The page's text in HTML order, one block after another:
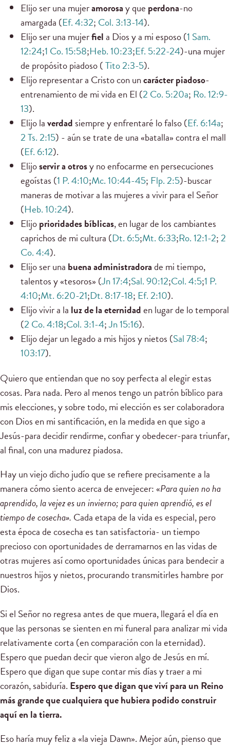
Elijo ser una mujeramorosay que perdona-no
amargada (Ef. 4:32; Col. 3:13-14).
Elijo ser una mujerfiela Dios y a mi esposo (1 Sam.
12:24;1 Co. 15:58;Heb. 10:23;Ef. 5:22-24)-una mujer
de propósito piadoso (Tito 2:3-5).
Elijo representar a Cristo con uncarácter piadoso-
entrenamiento de mi vida en El (2 Co. 5:20a; Ro. 12:9-
13).
Elijo laverdad siempre y enfrentaré lo falso (Ef. 6:14a;
2 Ts. 2:15) - aún se trate de una «batalla» contra el mall
(Ef. 6:12).
Elijoservir a otrosy no enfocarme en persecuciones
egoístas (1 P. 4:10;Mc. 10:44-45; Flp. 2:5)-buscar
maneras de motivar a las mujeres a vivir para el Señor
(Heb. 10:24).
Elijoprioridades bíblicas, en lugar de los cambiantes
caprichos de mi cultura (Dt. 6:5;Mt. 6:33;Ro. 12:1-2;2
Co. 4:4).
Elijo ser una buena administradorade mi tiempo,
talentos y «tesoros» (Jn 17:4;Sal. 90:12;Col. 4:5;1 P.
4:10;Mt. 6:20-21;Dt. 8:17-18; Ef. 2:10).
Elijo vivir a la luz de la eternidaden lugar de lo temporal
(2 Co. 4:18;Col. 3:1-4;Jn 15:16).
Elijo dejar un legado a mis hijos y nietos (Sal 78:4;
103:17).
Quiero que entiendan que no soy perfecta al elegir estas
cosas. Para nada. Pero al menos tengo un patrón bíblico para
mis elecciones, y sobre todo, mi elección es ser colaboradora
con Dios en mi santificación, en la medida en que sigo a
Jesús-para decidir rendirme, confiar y obedecer-para triunfar,
al final, con una madurez piadosa.
Hay un viejo dicho judío que se refiere precisamente a la
manera cómo siento acerca de envejecer: «Para quien no ha
aprendido, la vejez es un invierno; para quien aprendió, es el
tiempo de cosecha». Cada etapa de la vida es especial, pero
esta época de cosecha es tan satisfactoria- un tiempo
precioso con oportunidades de derramarnos en las vidas de
otras mujeres así como oportunidades únicas para bendecir a
nuestros hijos y nietos, procurando transmitirles hambre por
Dios.
Si el Señor no regresa antes de que muera, llegará el día en
que las personas se sienten en mi funeral para analizar mi vida
relativamente corta (en comparación con la eternidad).
Espero que puedan decir que vieron algo de Jesús en mí.
Espero que digan que supe contar mis días y traer a mi
corazón, sabiduría. Espero que digan que viví para un Reino
más grande que cualquiera que hubiera podido construir
aquí en la tierra.
Eso haría muy feliz a «la vieja Dawn». Mejor aún, pienso que